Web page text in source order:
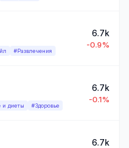
#Развлечения
6.7k
-0.9%
и диеты #Здоровье
6.7k
-0.1%
6.7k